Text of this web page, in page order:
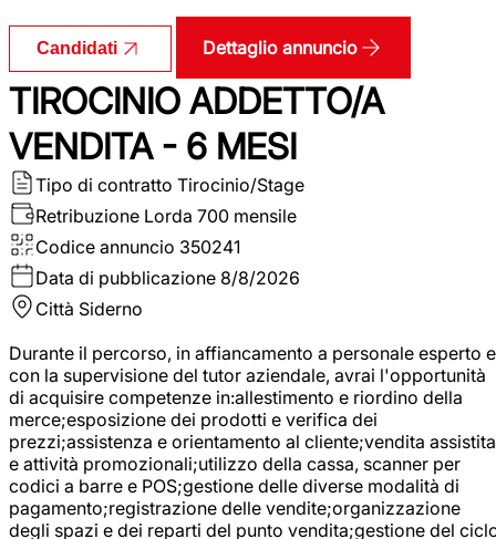
Candidati Dettaglio annuncio
TIROCINIO ADDETTO/A
VENDITA - 6 MESI
Tipo di contratto Tirocinio/Stage
Retribuzione Lorda 700 mensile
Codice annuncio 350241
Data di pubblicazione 8/8/2026
Città Siderno
Durante il percorso, in affiancamento a personale esperto e
con la supervisione del tutor aziendale, avrai l'opportunità
di acquisire competenze in:allestimento e riordino della
merce;esposizione dei prodotti e verifica dei
prezzi;assistenza e orientamento al cliente;vendita assistita
e attività promozionali;utilizzo della cassa, scanner per
codici a barre e POS;gestione delle diverse modalità di
pagamento;registrazione delle vendite;organizzazione
degli spazi e dei reparti del punto vendita;gestione del